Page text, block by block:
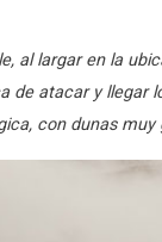
al largar en la
de atacar y llegar
con dunas muy